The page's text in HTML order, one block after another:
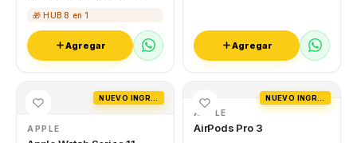
🎁 HUB 8 en 1
Agregar Agregar
APPLE
APPLE
AirPods Pro 3